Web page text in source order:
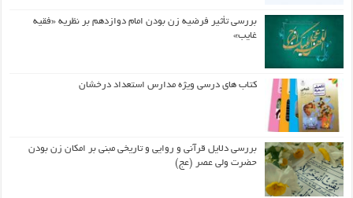
بررسی تأثیر فرضیه زن بودن امام دوازدهم بر نظریه «فقیه
غایب»
کتاب های درسی ویژه مدارس استعداد درخشان
بررسی دلایل قرآنی و روایی و تاریخی مبنی بر امکان زن بودن
حضرت ولی عصر (عج)